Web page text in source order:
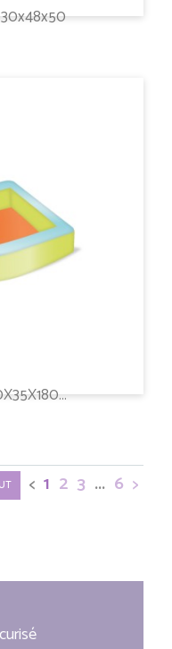
30x48x50
< 1 2 3 ... 6 >